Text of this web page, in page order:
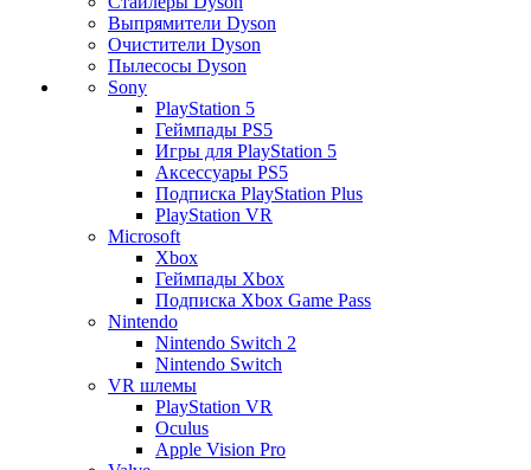
Выпрямители Dyson
Очистители Dyson
Пылесосы Dyson
Sony
PlayStation 5
Геймпады PS5
Игры для PlayStation 5
Аксессуары PS5
Подписка PlayStation Plus
PlayStation VR
Microsoft
Xbox
Геймпады Xbox
Подписка Xbox Game Pass
Nintendo
Nintendo Switch 2
Nintendo Switch
VR шлемы
PlayStation VR
Oculus
Apple Vision Pro